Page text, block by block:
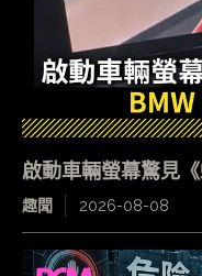
啟動車輛螢幕驚見
趣聞 2026-08-08